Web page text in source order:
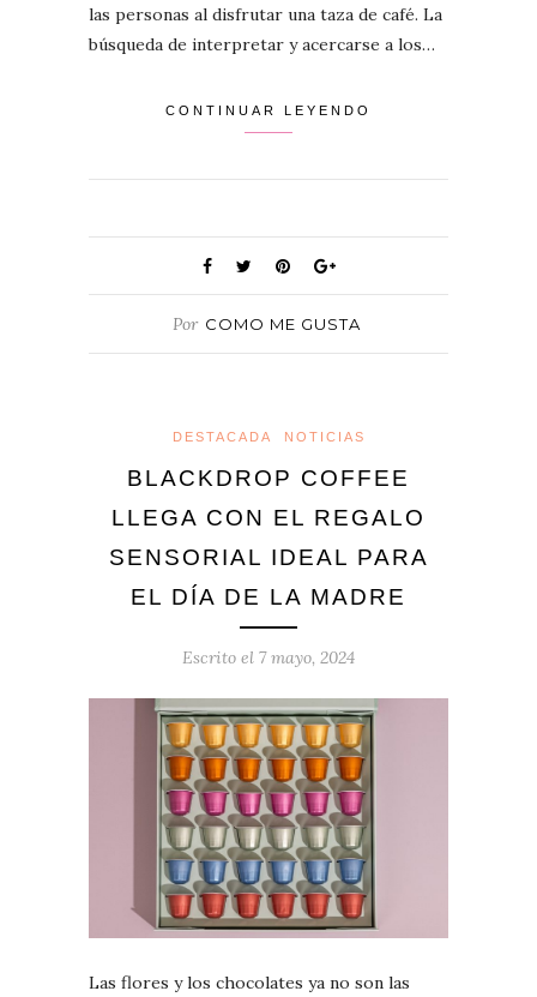
las personas al disfrutar una taza de café. La
búsqueda de interpretar y acercarse a los…
CONTINUAR LEYENDO
Por COMO ME GUSTA
DESTACADA NOTICIAS
BLACKDROP COFFEE
LLEGA CON EL REGALO
SENSORIAL IDEAL PARA
EL DÍA DE LA MADRE
Escrito el 7 mayo, 2024
Las flores y los chocolates ya no son las